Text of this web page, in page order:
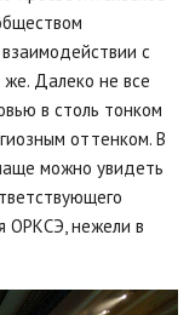
с
же. Далеко не все
в столь тонком
оттенком. В
можно увидеть
ОРКСЭ, нежели в